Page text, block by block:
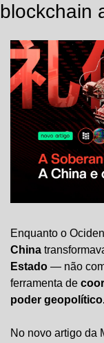
blockchain
China
Estado — não
ferramenta de
poder
No novo artigo da